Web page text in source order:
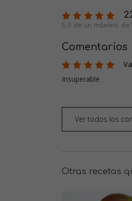
5,0 de un máximo de
Comentarios
Insuperable
Ver todos los
Otras recetas